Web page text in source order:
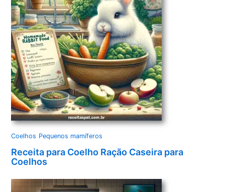
Coelhos Pequenos mamíferos
Receita para Coelho Ração Caseira para
Coelhos